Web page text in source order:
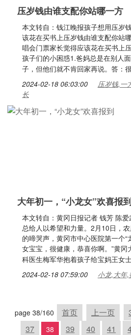
压岁钱由谁支配你站哪一方
本文转自：钱江晚报孩子想用压岁
该花在买书上压岁钱由谁支配你站
唱会门票家长觉得应该花在买书上
孩子们的小困惑1.爸妈总是在别人
子，但他们就不肯回家再说。答：
2024-02-18 06:03:00
压岁钱,一
长
大年初一，“小龙女”欢喜报
本文转自：黄冈日报记者 钱芳 陈爱
总给人以希望和力量。2月10日，
的啼哭声，黄冈市中心医院第一个“
女宝宝，很健康，恭喜你啊。”黄
科医生梅军华抱着孩子给宝妈王女
2024-02-18 07:59:00 小龙,大年
page 38/160 首页 上一页
37
38 39 40 41